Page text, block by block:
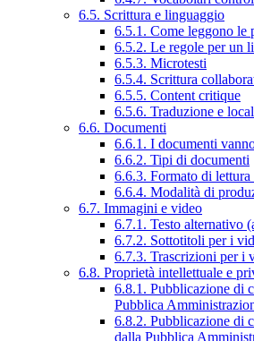
6.5. Scrittura e linguaggio
6.5.1. Come leggono le
6.5.2. Le regole per un
6.5.3. Microtesti
6.5.4. Scrittura
6.5.5. Content critique
6.5.6. Traduzione e
6.6. Documenti
6.6.1. I documenti
6.6.2. Tipi di documenti
6.6.3. Formato di
6.6.4. Modalità di
6.7. Immagini e video
6.7.1. Testo alternativo
6.7.2. Sottotitoli per i
6.7.3. Trascrizioni per i
6.8. Proprietà intellettuale e
6.8.1. Pubblicazione di
Pubblica
6.8.2. Pubblicazione di
dalla Pubblica